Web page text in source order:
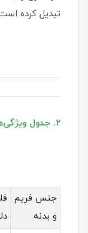
تبدیل کرده
۲. جدول ویژگی‌های محصول
جنس فریم
و بدنه